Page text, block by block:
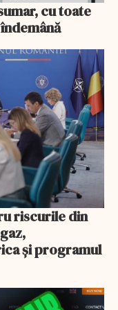
cu toate
riscurile din
și programul